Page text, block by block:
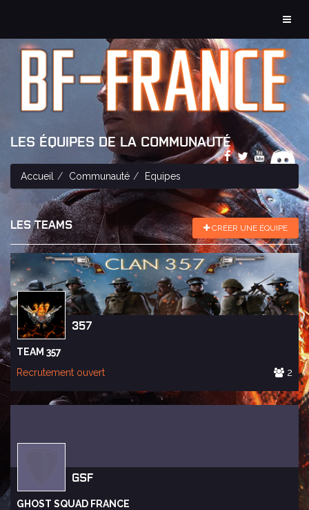
MENU
LES ÉQUIPES DE LA COMMUNAUTÉ
Accueil Communauté Equipes
LES TEAMS CRÉER UNE ÉQUIPE
357
TEAM 357
Recrutement ouvert
2
GSF
GHOST SQUAD FRANCE